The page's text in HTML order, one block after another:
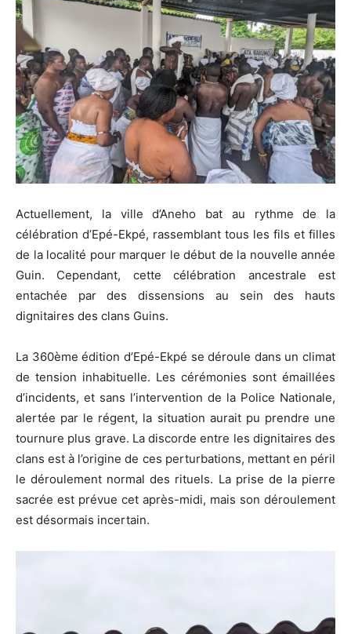
Actuellement, la ville d’Aneho bat au rythme de la
célébration d’Epé-Ekpé, rassemblant tous les fils et filles
de la localité pour marquer le début de la nouvelle année
Guin. Cependant, cette célébration ancestrale est
entachée par des dissensions au sein des hauts
dignitaires des clans Guins.
La 360ème édition d’Epé-Ekpé se déroule dans un climat
de tension inhabituelle. Les cérémonies sont émaillées
d’incidents, et sans l’intervention de la Police Nationale,
alertée par le régent, la situation aurait pu prendre une
tournure plus grave. La discorde entre les dignitaires des
clans est à l’origine de ces perturbations, mettant en péril
le déroulement normal des rituels. La prise de la pierre
sacrée est prévue cet après-midi, mais son déroulement
est désormais incertain.